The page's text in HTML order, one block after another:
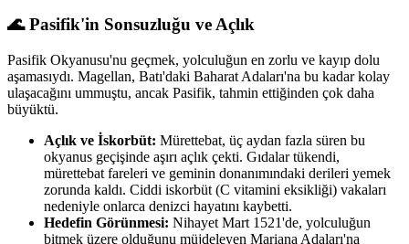
🌊 Pasifik'in Sonsuzluğu ve Açlık
Pasifik Okyanusu'nu geçmek, yolculuğun en zorlu ve kayıp dolu
aşamasıydı. Magellan, Batı'daki Baharat Adaları'na bu kadar kolay
ulaşacağını ummuştu, ancak Pasifik, tahmin ettiğinden çok daha
büyüktü.
Açlık ve İskorbüt: Mürettebat, üç aydan fazla süren bu
okyanus geçişinde aşırı açlık çekti. Gıdalar tükendi,
mürettebat fareleri ve geminin donanımındaki derileri yemek
zorunda kaldı. Ciddi iskorbüt (C vitamini eksikliği) vakaları
nedeniyle onlarca denizci hayatını kaybetti.
Hedefin Görünmesi: Nihayet Mart 1521'de, yolculuğun
bitmek üzere olduğunu müjdeleyen Mariana Adaları'na